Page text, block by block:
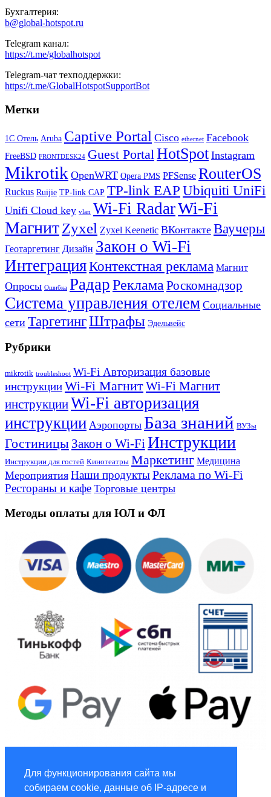
Для функционирования сайта мы
собираем cookie, данные об IP-адресе и
Бухгалтерия:
b@global-hotspot.ru
Telegram канал:
https://t.me/globalhotspot
Telegram-чат техподдержки:
https://t.me/GlobalHotspotSupportBot
Метки
1С Отель Aruba Captive Portal Cisco ethernet Facebook
FreeBSD FRONTDESK24 Guest Portal HotSpot Instagram
Mikrotik OpenWRT Opera PMS PFSense RouterOS
Ruckus Ruijie TP-link CAP TP-link EAP Ubiquiti UniFi
Unifi Cloud key vlan Wi-Fi RadarWi-Fi
МагнитZyxel Zyxel Keenetic ВКонтакте Ваучеры
Геотаргетинг Дизайн Закон о Wi-Fi
ИнтеграцияКонтекстная реклама Магнит
Опросы Ошибка РадарРеклама Роскомнадзор
Система управления отелем Социальные
сети ТаргетингШтрафы Эдельвейс
Рубрики
mikrotik troubleshoot Wi-Fi Авторизация базовые
инструкцииWi-Fi МагнитWi-Fi Магнит
инструкцииWi-Fi авторизация
инструкции Аэропорты База знаний ВУЗы
Гостиницы Закон о Wi-FiИнструкции
Инструкции для гостей Кинотеатры Маркетинг Медицина
Мероприятия Наши продуктыРеклама по Wi-Fi
Рестораны и кафе Торговые центры
Методы оплаты для ЮЛ и ФЛ
Global Marketing
Услуги по маркетингу и рекламе global-adv.ru